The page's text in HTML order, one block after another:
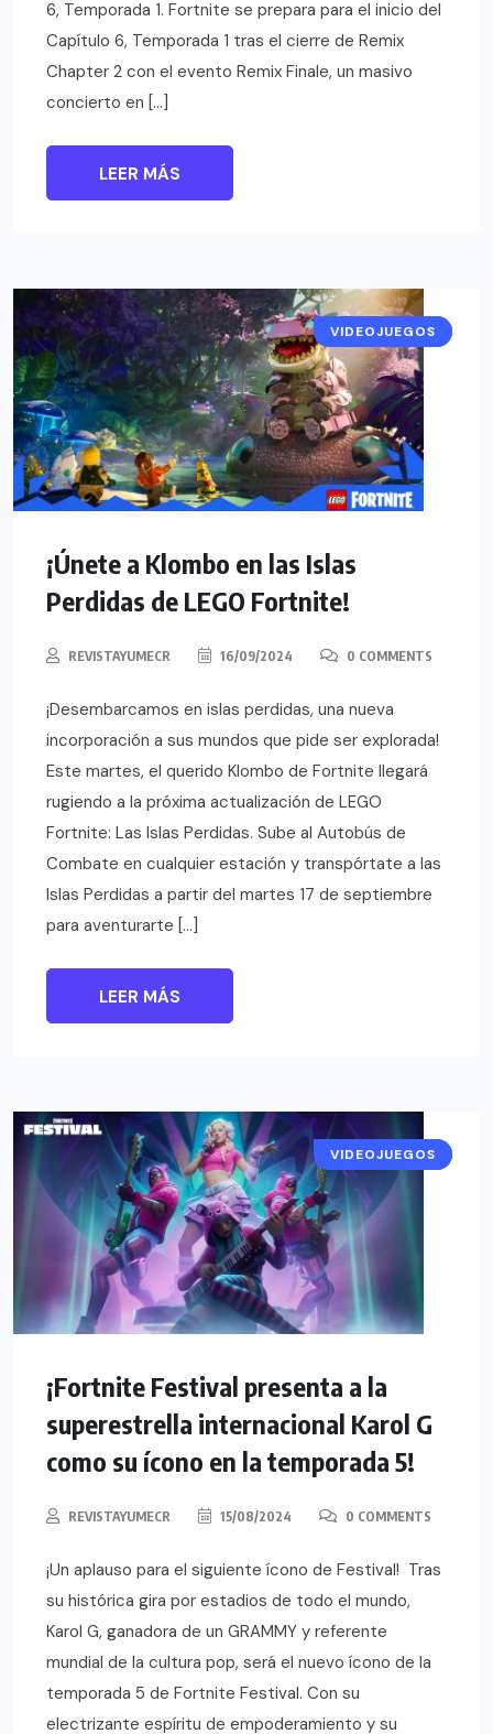
6, Temporada 1. Fortnite se prepara para el inicio del
Capítulo 6, Temporada 1 tras el cierre de Remix
Chapter 2 con el evento Remix Finale, un masivo
concierto en […]
LEER MÁS
NOTICIAS
VIDEOJUEGOS
¡Únete a Klombo en las Islas
Perdidas de LEGO Fortnite!
REVISTAYUMECR 16/09/2024 0 COMMENTS
¡Desembarcamos en islas perdidas, una nueva
incorporación a sus mundos que pide ser explorada!
Este martes, el querido Klombo de Fortnite llegará
rugiendo a la próxima actualización de LEGO
Fortnite: Las Islas Perdidas. Sube al Autobús de
Combate en cualquier estación y transpórtate a las
Islas Perdidas a partir del martes 17 de septiembre
para aventurarte […]
LEER MÁS
NOTICIAS
VIDEOJUEGOS
¡Fortnite Festival presenta a la
superestrella internacional Karol G
como su ícono en la temporada 5!
REVISTAYUMECR 15/08/2024 0 COMMENTS
¡Un aplauso para el siguiente ícono de Festival! Tras
su histórica gira por estadios de todo el mundo,
Karol G, ganadora de un GRAMMY y referente
mundial de la cultura pop, será el nuevo ícono de la
temporada 5 de Fortnite Festival. Con su
electrizante espíritu de empoderamiento y su